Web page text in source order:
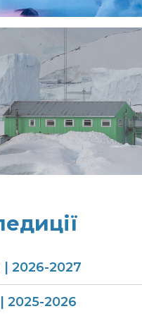
2026-2027
2025-2026